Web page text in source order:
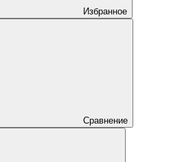
Избранное
Сравнение